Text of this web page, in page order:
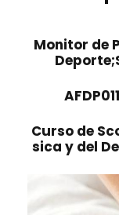
Monitor de
Curso de
sica y del